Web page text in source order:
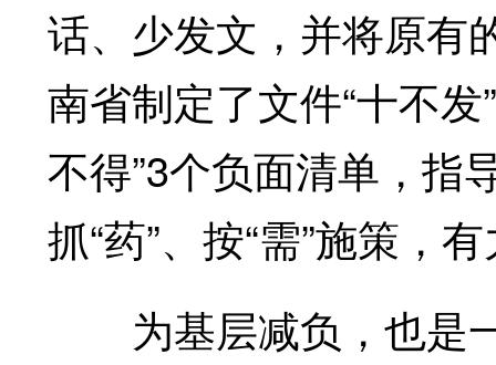
话、少发文，并将原有
南省制定了文件“十不发
不得”3个负面清单，
抓“药”、按“需”施策，
为基层减负，也是一